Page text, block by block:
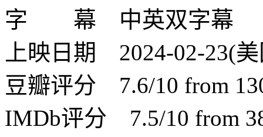
字 幕 中英双字幕
上映日期 2024-02-23(
豆瓣评分 7.6/10 from
IMDb评分 7.5/10 from